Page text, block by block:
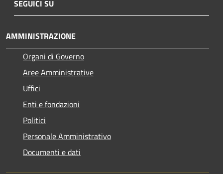
SEGUICI SU
AMMINISTRAZIONE
Organi di Governo
Aree Amministrative
Uffici
Enti e fondazioni
Politici
Personale Amministrativo
Documenti e dati